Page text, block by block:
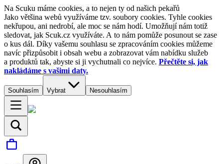
Na Scuku máme cookies, a to nejen ty od našich pekařů
Jako většina webů využíváme tzv. soubory cookies. Tyhle cookies
nekřupou, ani nedrobí, ale moc se nám hodí. Umožňují nám totiž
sledovat, jak Scuk.cz využíváte. A to nám pomůže posunout se zase
o kus dál. Díky vašemu souhlasu se zpracováním cookies můžeme
navíc přizpůsobit i obsah webu a zobrazovat vám nabídku služeb
a produktů tak, abyste si ji vychutnali co nejvíce. Přečtěte si, jak
nakládáme s vašimi daty.
Souhlasím Vybrat Nesouhlasím